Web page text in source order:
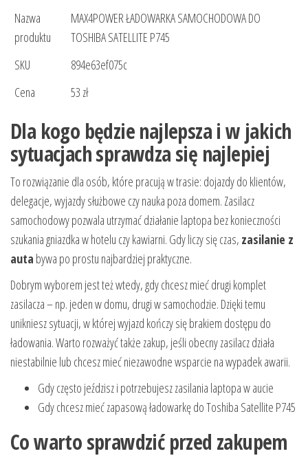
Nazwa
produktu
MAX4POWER ŁADOWARKA SAMOCHODOWA DO
TOSHIBA SATELLITE P745
SKU
894e63ef075c
Cena
53 zł
Dla kogo będzie najlepsza i w jakich
sytuacjach sprawdza się najlepiej
To rozwiązanie dla osób, które pracują w trasie: dojazdy do klientów,
delegacje, wyjazdy służbowe czy nauka poza domem. Zasilacz
samochodowy pozwala utrzymać działanie laptopa bez konieczności
szukania gniazdka w hotelu czy kawiarni. Gdy liczy się czas, zasilanie z
auta bywa po prostu najbardziej praktyczne.
Dobrym wyborem jest też wtedy, gdy chcesz mieć drugi komplet
zasilacza – np. jeden w domu, drugi w samochodzie. Dzięki temu
unikniesz sytuacji, w której wyjazd kończy się brakiem dostępu do
ładowania. Warto rozważyć także zakup, jeśli obecny zasilacz działa
niestabilnie lub chcesz mieć niezawodne wsparcie na wypadek awarii.
Gdy często jeździsz i potrzebujesz zasilania laptopa w aucie
Gdy chcesz mieć zapasową ładowarkę do Toshiba Satellite P745
Co warto sprawdzić przed zakupem